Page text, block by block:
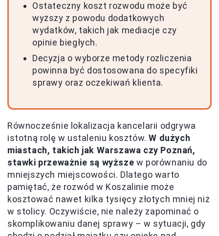
Ostateczny koszt rozwodu może być
wyższy z powodu dodatkowych
wydatków, takich jak mediacje czy
opinie biegłych.
Decyzja o wyborze metody rozliczenia
powinna być dostosowana do specyfiki
sprawy oraz oczekiwań klienta.
Równocześnie lokalizacja kancelarii odgrywa
istotną rolę w ustaleniu kosztów.W dużych
miastach, takich jak Warszawa czy Poznań,
stawki przeważnie są wyższe w porównaniu do
mniejszych miejscowości. Dlatego warto
pamiętać, że rozwód w Koszalinie może
kosztować nawet kilka tysięcy złotych mniej niż
w stolicy. Oczywiście, nie należy zapominać o
skomplikowaniu danej sprawy – w sytuacji, gdy